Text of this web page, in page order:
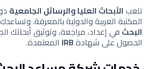
تلعبالأبحاث العليا والرسائل الجامعية
المكتبة العربية والدولية بالمعرفة. وتساعدك
البحثفي إعداد، مراجعة، وتوثيق أبحاثك
الحصول على شهادةIRBالمعتمدة.